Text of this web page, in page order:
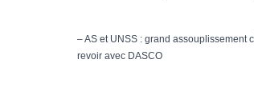
– AS et UNSS : grand assouplissement
revoir avec DASCO